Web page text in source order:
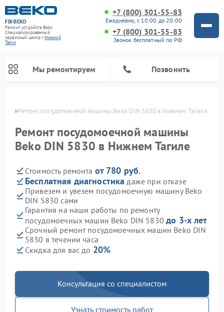
FIX-BEKO
Ремонт устройств Beko
Специализированный
cервисный центр г.Нижний
Тагил
+7 (800) 301-55-83
Ежедневно, с 10:00 до 20:00
+7 (800) 301-55-83
Звонок бесплатный по РФ
Мы ремонтируем Позвонить
Ремонт посудомоечной машины Beko DIN 5830 в Нижнем Тагиле
Ремонт посудомоечной машины
Beko DIN 5830 в Нижнем Тагиле
Стоимость ремонта от 780 руб.
Бесплатная диагностика даже при отказе
Привезем и увезем посудомоечную машину Beko
DIN 5830 сами
Гарантия на наши работы по ремонту
посудомоечных машин Beko DIN 5830до 3-х лет
Срочный ремонт посудомоечных машин Beko DIN
5830 в течении часа
Скидка для вас до 20%
Консультация со специалистом
Узнать стоимость работ